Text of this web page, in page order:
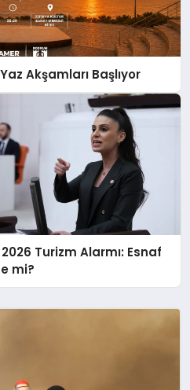
Akşamları Başlıyor
Turizm Alarmı: Esnaf
mi?